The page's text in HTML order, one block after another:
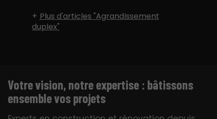
Plus d'articles "Agrandissement
duplex"
Votre vision, notre expertise : bâtissons
ensemble vos projets